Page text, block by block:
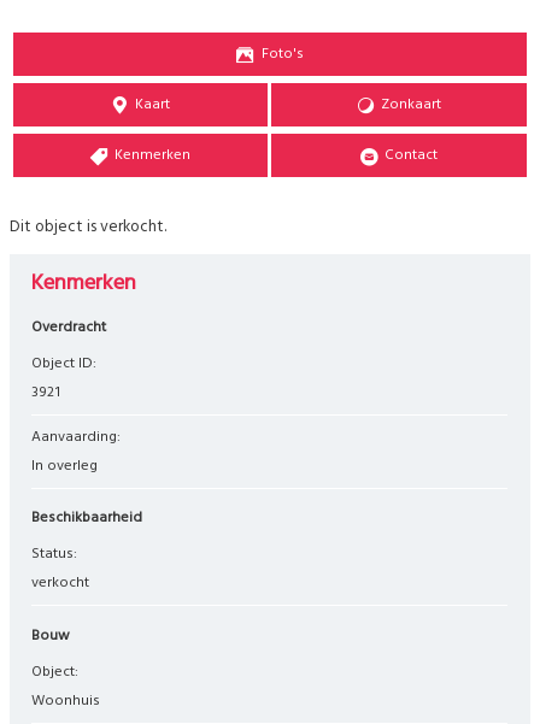
Foto's
Kaart Zonkaart
Kenmerken Contact
Dit object is verkocht.
Kenmerken
Overdracht
Object ID:
3921
Aanvaarding:
In overleg
Beschikbaarheid
Status:
verkocht
Bouw
Object:
woonhuis